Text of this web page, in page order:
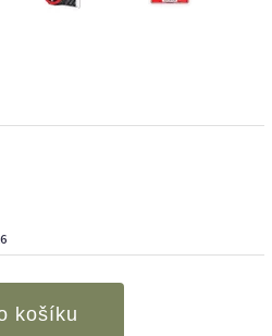
košíku